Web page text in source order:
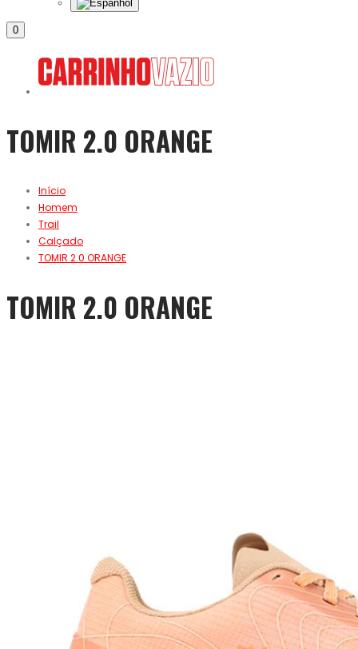
0
TOMIR 2.0 ORANGE
Início
Homem
Trail
Calçado
TOMIR 2.0 ORANGE
TOMIR 2.0 ORANGE